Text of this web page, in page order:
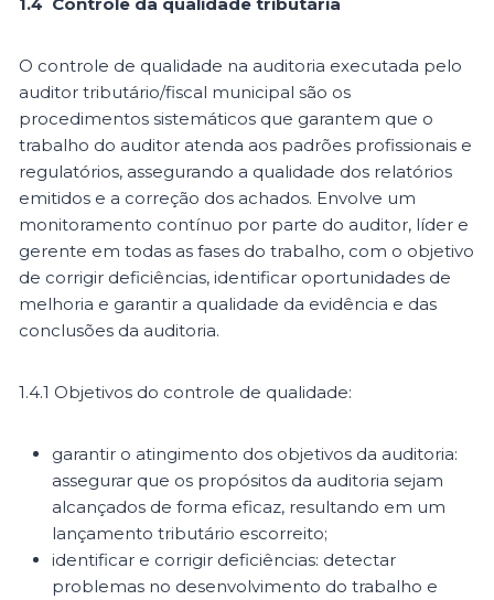
O controle de qualidade na auditoria executada pelo
auditor tributário/fiscal municipal são os
procedimentos sistemáticos que garantem que o
trabalho do auditor atenda aos padrões profissionais e
regulatórios, assegurando a qualidade dos relatórios
emitidos e a correção dos achados. Envolve um
monitoramento contínuo por parte do auditor, líder e
gerente em todas as fases do trabalho, com o objetivo
de corrigir deficiências, identificar oportunidades de
melhoria e garantir a qualidade da evidência e das
conclusões da auditoria.
1.4.1 Objetivos do controle de qualidade:
garantir o atingimento dos objetivos da auditoria:
assegurar que os propósitos da auditoria sejam
alcançados de forma eficaz, resultando em um
lançamento tributário escorreito;
identificar e corrigir deficiências: detectar
problemas no desenvolvimento do trabalho e